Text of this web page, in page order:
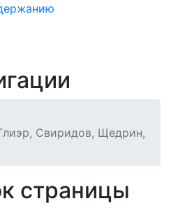
Свиридов, Щедрин,
страницы